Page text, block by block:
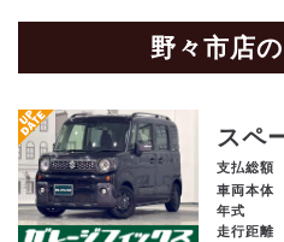
野々市店
スペ
支払総額
車両本体
年式
走行距離